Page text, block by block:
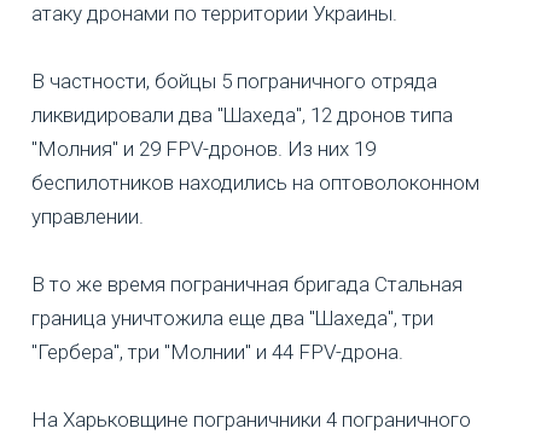
атаку дронами по территории Украины.
В частности, бойцы 5 пограничного отряда
ликвидировали два "Шахеда", 12 дронов типа
"Молния" и 29 FPV-дронов. Из них 19
беспилотников находились на оптоволоконном
управлении.
В то же время пограничная бригада Стальная
граница уничтожила еще два "Шахеда", три
"Гербера", три "Молнии" и 44 FPV-дрона.
На Харьковщине пограничники 4 пограничного